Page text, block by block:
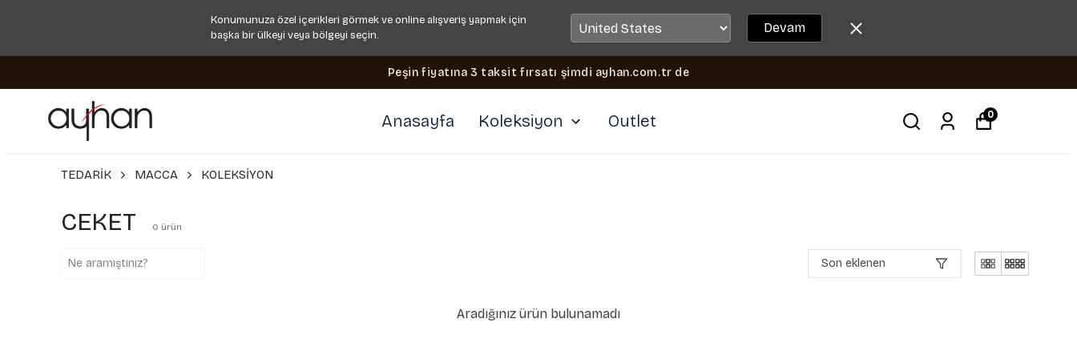
Konumunuza özel içerikleri görmek ve online alışveriş yapmak için
başka bir ülkeyi veya bölgeyi seçin.
Devam
Peşin fiyatına 3 taksit fırsatı şimdi ayhan.com.tr de
Anasayfa Koleksiyon Outlet 0
TEDARİK MACCA KOLEKSİYON
CEKET 0 ürün
Son eklenen
Aradığınız ürün bulunamadı